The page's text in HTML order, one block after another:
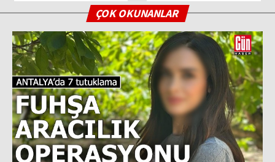
ÇOK OKUNANLAR